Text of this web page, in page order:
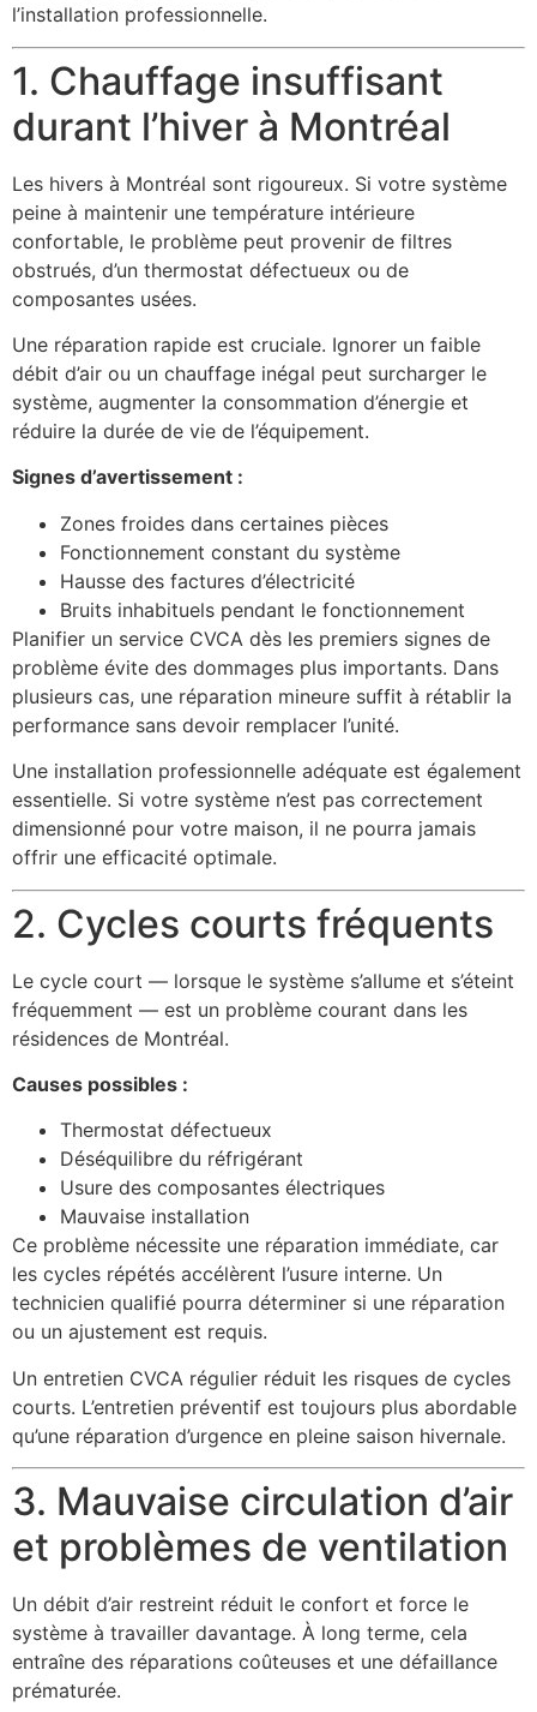
l’installation professionnelle.
1. Chauffage insuffisant
durant l’hiver à Montréal
Les hivers à Montréal sont rigoureux. Si votre système
peine à maintenir une température intérieure
confortable, le problème peut provenir de filtres
obstrués, d’un thermostat défectueux ou de
composantes usées.
Une réparation rapide est cruciale. Ignorer un faible
débit d’air ou un chauffage inégal peut surcharger le
système, augmenter la consommation d’énergie et
réduire la durée de vie de l’équipement.
Signes d’avertissement :
Zones froides dans certaines pièces
Fonctionnement constant du système
Hausse des factures d’électricité
Bruits inhabituels pendant le fonctionnement
Planifier un service CVCA dès les premiers signes de
problème évite des dommages plus importants. Dans
plusieurs cas, une réparation mineure suffit à rétablir la
performance sans devoir remplacer l’unité.
Une installation professionnelle adéquate est également
essentielle. Si votre système n’est pas correctement
dimensionné pour votre maison, il ne pourra jamais
offrir une efficacité optimale.
2. Cycles courts fréquents
Le cycle court — lorsque le système s’allume et s’éteint
fréquemment — est un problème courant dans les
résidences de Montréal.
Causes possibles :
Thermostat défectueux
Déséquilibre du réfrigérant
Usure des composantes électriques
Mauvaise installation
Ce problème nécessite une réparation immédiate, car
les cycles répétés accélèrent l’usure interne. Un
technicien qualifié pourra déterminer si une réparation
ou un ajustement est requis.
Un entretien CVCA régulier réduit les risques de cycles
courts. L’entretien préventif est toujours plus abordable
qu’une réparation d’urgence en pleine saison hivernale.
3. Mauvaise circulation d’air
et problèmes de ventilation
Un débit d’air restreint réduit le confort et force le
système à travailler davantage. À long terme, cela
entraîne des réparations coûteuses et une défaillance
prématurée.